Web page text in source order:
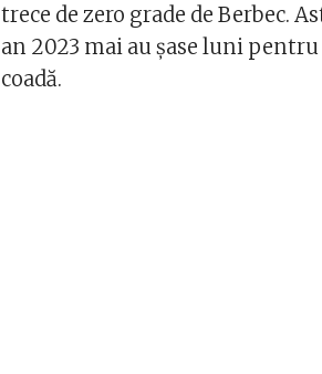
trece de zero grade de Berbec.
an 2023 mai au șase luni
coadă.